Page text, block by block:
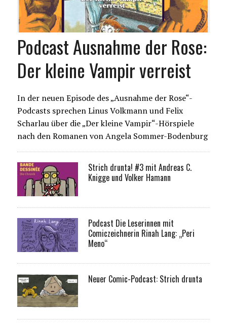
Podcast Ausnahme der Rose:
Der kleine Vampir verreist
In der neuen Episode des „Ausnahme der Rose“-
Podcasts sprechen Linus Volkmann und Felix
Scharlau über die „Der kleine Vampir“-Hörspiele
nach den Romanen von Angela Sommer-Bodenburg
Strich drunta! #3 mit Andreas C.
Knigge und Volker Hamann
Podcast Die Leserinnen mit
Comiczeichnerin Rinah Lang: „Peri
Meno“
Neuer Comic-Podcast: Strich drunta